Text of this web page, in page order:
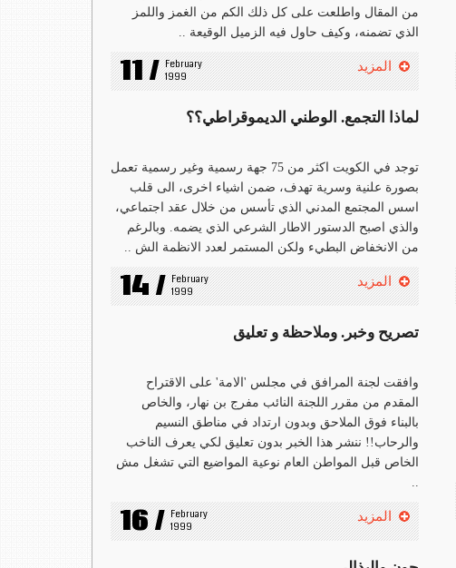
من المقال واطلعت على كل ذلك الكم من الغمز واللمز
الذي تضمنه، وكيف حاول فيه الزميل الوقيعة ..
11 / February
1999
المزيد
لماذا التجمع. الوطني الديموقراطي؟؟
توجد في الكويت اكثر من 75 جهة رسمية وغير رسمية تعمل
بصورة علنية وسرية تهدف، ضمن اشياء اخرى، الى قلب
اسس المجتمع المدني الذي تأسس من خلال عقد اجتماعي،
والذي اصبح الدستور الاطار الشرعي الذي يضمه. وبالرغم
من الانخفاض البطيء ولكن المستمر لعدد الانظمة الش ..
14 / February
1999
المزيد
تصريح وخبر. وملاحظة و تعليق
وافقت لجنة المرافق في مجلس 'الامة' على الاقتراح
المقدم من مقرر اللجنة النائب مفرج بن نهار، والخاص
بالبناء فوق الملاحق وبدون ارتداد في مناطق النسيم
والرحاب!! ننشر هذا الخبر بدون تعليق لكي يعرف الناخب
الخاص قبل المواطن العام نوعية المواضيع التي تشغل مش
..
16 / February
1999
المزيد